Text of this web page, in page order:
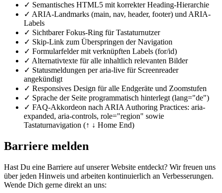
✓ Semantisches HTML5 mit korrekter Heading-Hierarchie
✓ ARIA-Landmarks (main, nav, header, footer) und ARIA-
Labels
✓ Sichtbarer Fokus-Ring für Tastaturnutzer
✓ Skip-Link zum Überspringen der Navigation
✓ Formularfelder mit verknüpften Labels (for/id)
✓ Alternativtexte für alle inhaltlich relevanten Bilder
✓ Statusmeldungen per aria-live für Screenreader
angekündigt
✓ Responsives Design für alle Endgeräte und Zoomstufen
✓ Sprache der Seite programmatisch hinterlegt (lang="de")
✓ FAQ-Akkordeon nach ARIA Authoring Practices: aria-
expanded, aria-controls, role="region" sowie
Tastaturnavigation (↑ ↓ Home End)
Barriere melden
Hast Du eine Barriere auf unserer Website entdeckt? Wir freuen uns
über jeden Hinweis und arbeiten kontinuierlich an Verbesserungen.
Wende Dich gerne direkt an uns: